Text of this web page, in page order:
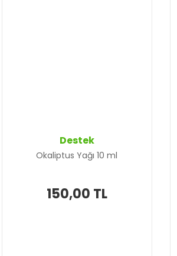
Destek
Okaliptus Yağı 10 ml
150,00 TL